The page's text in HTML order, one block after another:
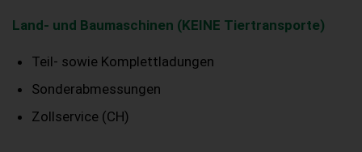
Land- und Baumaschinen (KEINE Tiertransporte)
Teil- sowie Komplettladungen
Sonderabmessungen
Zollservice (CH)